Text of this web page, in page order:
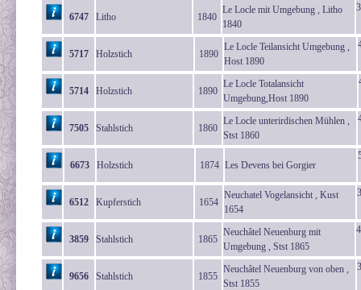
6747 Litho 1840
Le Locle mit Umgebung , Litho
1840
5717 Holzstich 1890
Le Locle Teilansicht Umgebung ,
Host 1890
5714 Holzstich 1890
Le Locle Totalansicht
Umgebung,Host 1890
7505 Stahlstich 1860
Le Locle unterirdischen Mühlen ,
Stst 1860
6673 Holzstich 1874 Les Devens bei Gorgier
6512 Kupferstich 1654
Neuchatel Vogelansicht , Kust
1654
3859 Stahlstich 1865
Neuchâtel Neuenburg mit
Umgebung , Stst 1865
9656 Stahlstich 1855
Neuchâtel Neuenburg von oben ,
Stst 1855